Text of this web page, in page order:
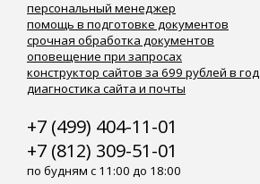
персональный менеджер
помощь в подготовке документов
срочная обработка документов
оповещение при запросах
конструктор сайтов за 699 рублей в год
диагностика сайта и почты
+7 (499) 404-11-01
+7 (812) 309-51-01
по будням с 11:00 до 18:00